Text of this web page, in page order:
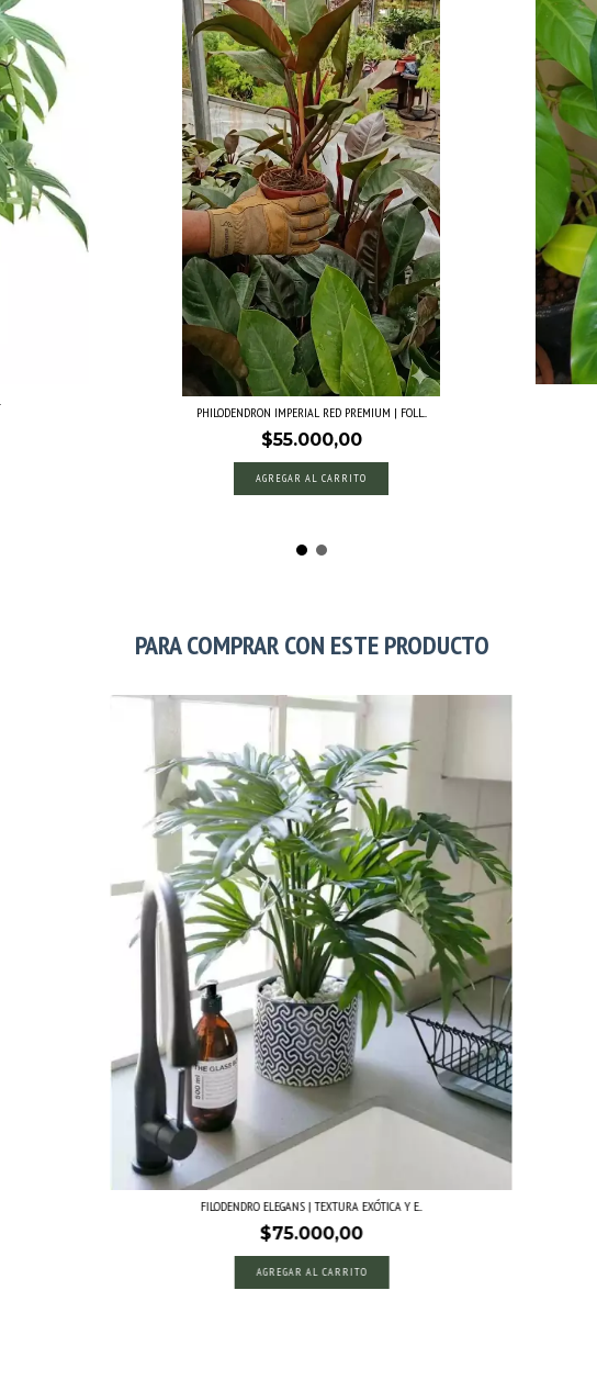
PHILODENDRON IMPERIAL RED PREMIUM | FOLL...
$55.000,00
PARA COMPRAR CON ESTE PRODUCTO
FILODENDRO ELEGANS | TEXTURA EXÓTICA Y E...
$75.000,00
AGREGAR AL CARRITO